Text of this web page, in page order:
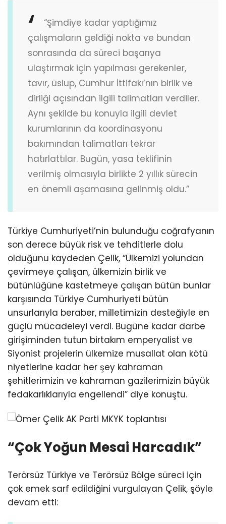
“Şimdiye kadar yaptığımız
çalışmaların geldiği nokta ve bundan
sonrasında da süreci başarıya
ulaştırmak için yapılması gerekenler,
tavır, üslup, Cumhur İttifakı’nın birlik ve
dirliği açısından ilgili talimatları verdiler.
Aynı şekilde bu konuyla ilgili devlet
kurumlarının da koordinasyonu
bakımından talimatları tekrar
hatırlattılar. Bugün, yasa teklifinin
verilmiş olmasıyla birlikte 2 yıllık sürecin
en önemli aşamasına gelinmiş oldu.”
Türkiye Cumhuriyeti’nin bulunduğu coğrafyanın
son derece büyük risk ve tehditlerle dolu
olduğunu kaydeden Çelik, “Ülkemizi yolundan
çevirmeye çalışan, ülkemizin birlik ve
bütünlüğüne kastetmeye çalışan bütün bunlar
karşısında Türkiye Cumhuriyeti bütün
unsurlarıyla beraber, milletimizin desteğiyle en
güçlü mücadeleyi verdi. Bugüne kadar darbe
girişiminden tutun birtakım emperyalist ve
Siyonist projelerin ülkemize musallat olan kötü
niyetlerine kadar her şey kahraman
şehitlerimizin ve kahraman gazilerimizin büyük
fedakarlıklarıyla engellendi” diye konuştu.
“Çok Yoğun Mesai Harcadık”
Terörsüz Türkiye ve Terörsüz Bölge süreci için
çok emek sarf edildiğini vurgulayan Çelik, şöyle
devam etti: